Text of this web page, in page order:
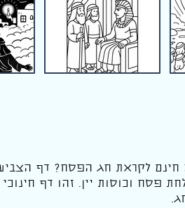
לקראת חג הפסח? דף
פסח וכוסות יין. זהו דף